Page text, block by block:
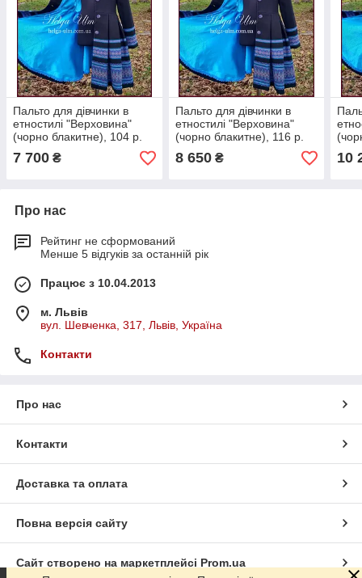
Пальто для дівчинки в
етностилі "Верховина"
(чорно блакитне), 104 р.
7 700 ₴
Пальто для дівчинки в
етностилі "Верховина"
(чорно блакитне), 116 р.
8 650₴ 10
Про нас
Рейтинг не сформований
Менше 5 відгуків за останній рік
Працює з 10.04.2013
м. Львів
вул. Шевченка, 317, Львів, Україна
Контакти
Про нас
Контакти
Доставка та оплата
Повна версія сайту
Сайт створено на маркетплейсі Prom.ua